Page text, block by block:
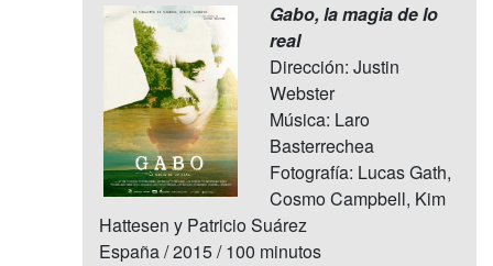
Gabo, la magia de lo
real
Dirección: Justin
Webster
Música: Laro
Basterrechea
Fotografía: Lucas Gath,
Cosmo Campbell, Kim
Hattesen y Patricio Suárez
España / 2015 / 100 minutos